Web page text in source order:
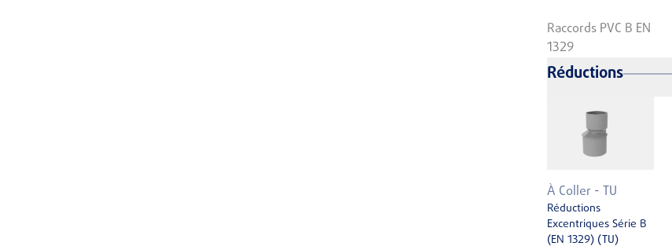
Raccords PVC B EN
1329
Réductions
À Coller - TU
Réductions
Excentriques Série B
(EN 1329) (TU)